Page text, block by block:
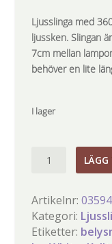
Ljusslinga med
ljussken. Slingan
7cm mellan
behöver en lite
I lager
Ljusslinga
White
360
LED
Artikelnr:
Kategori:
Etiketter: